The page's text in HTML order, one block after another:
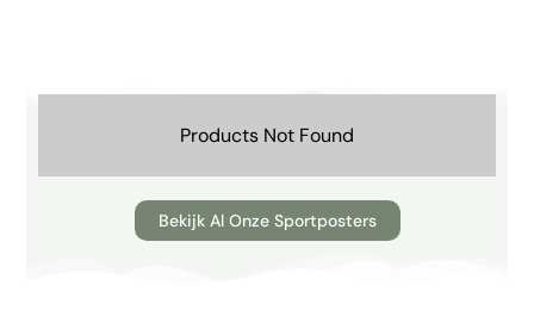
Products Not Found
Bekijk Al Onze Sportposters